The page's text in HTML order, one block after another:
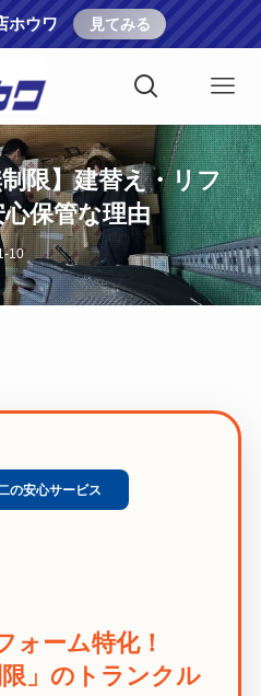
ホウワ 見てみる
限】建替え・リフ
保管な理由
10
の安心サービス
ォーム特化！
」のトランクル